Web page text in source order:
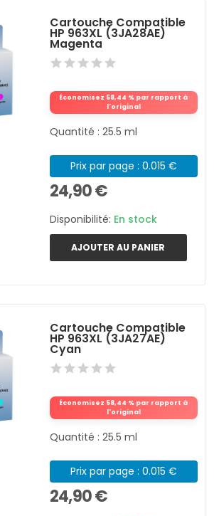
Cartouche Compatible
HP 963XL (3JA28AE)
Magenta
Économisez 58,44 % par rapport à
l'original
Quantité : 25.5 ml
Prix par page : 0.015 €
24,90 €
Disponibilité: En stock
AJOUTER AU PANIER
Cartouche Compatible
HP 963XL (3JA27AE)
Cyan
Économisez 58,44 % par rapport à
l'original
Quantité : 25.5 ml
Prix par page : 0.015 €
24,90 €